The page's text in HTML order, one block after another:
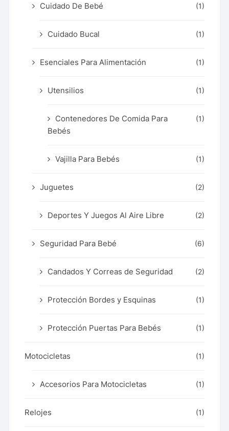
Cuidado De Bebé (1)
Cuidado Bucal (1)
Esenciales Para Alimentación (1)
Utensilios (1)
Contenedores De Comida Para
Bebés
(1)
Vajilla Para Bebés (1)
Juguetes (2)
Deportes Y Juegos Al Aire Libre (2)
Seguridad Para Bebé (6)
Candados Y Correas de Seguridad (2)
Protección Bordes y Esquinas (1)
Protección Puertas Para Bebés (1)
Motocicletas (1)
Accesorios Para Motocicletas (1)
Relojes (1)